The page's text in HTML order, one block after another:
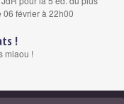
février à 22h00
!
miaou !